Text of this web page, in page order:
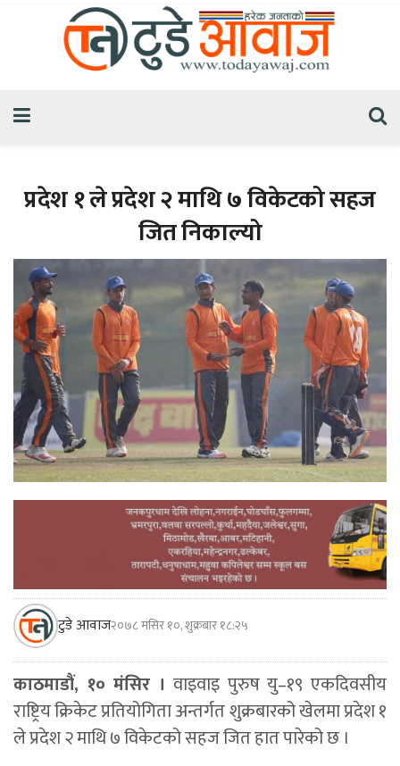
प्रदेश १ ले प्रदेश २ माथि ७ विकेटको सहज
जित निकाल्यो
टुडे आवाज२०७८ मंसिर १०, शुक्रबार १८:२५
काठमाडौं, १० मंसिर । वाइवाइ पुरुष यु–१९ एकदिवसीय
राष्ट्रिय क्रिकेट प्रतियोगिता अन्तर्गत शुक्रबारको खेलमा प्रदेश १
ले प्रदेश २ माथि ७ विकेटको सहज जित हात पारेको छ ।